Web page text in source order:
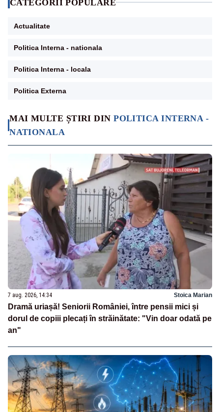
MAI MULTE ȘTIRI DINPOLITICA INTERNA -
NATIONALA
7 aug. 2026, 14:34 Stoica Marian
Dramă uriașă! Seniorii României, între pensii mici și
dorul de copiii plecați în străinătate: "Vin doar odată pe
an"
CATEGORII POPULARE
Actualitate
Politica Interna - nationala
Politica Interna - locala
Politica Externa